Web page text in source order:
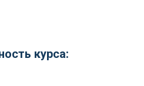
курса: